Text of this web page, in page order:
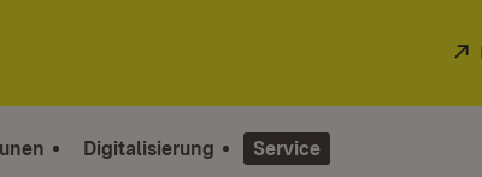
Digitalisierung Service